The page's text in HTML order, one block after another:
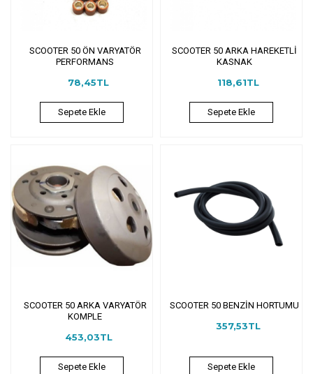
SCOOTER 50 ÖN VARYATÖR
PERFORMANS
78,45TL
Sepete Ekle
SCOOTER 50 ARKA HAREKETLİ
KASNAK
118,61TL
Sepete Ekle
SCOOTER 50 ARKA VARYATÖR
KOMPLE
453,03TL
Sepete Ekle
SCOOTER 50 BENZİN HORTUMU
357,53TL
Sepete Ekle